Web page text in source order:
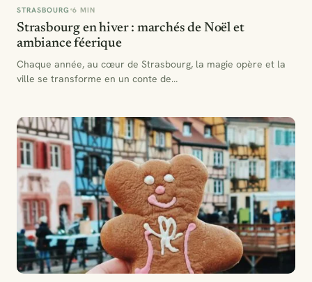
STRASBOURG 6 MIN
Strasbourg en hiver : marchés de Noël et
ambiance féerique
Chaque année, au cœur de Strasbourg, la magie opère et la
ville se transforme en un conte de…